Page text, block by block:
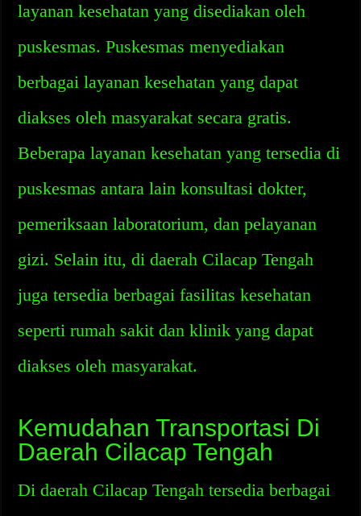
layanan kesehatan yang disediakan oleh
puskesmas. Puskesmas menyediakan
berbagai layanan kesehatan yang dapat
diakses oleh masyarakat secara gratis.
Beberapa layanan kesehatan yang tersedia di
puskesmas antara lain konsultasi dokter,
pemeriksaan laboratorium, dan pelayanan
gizi. Selain itu, di daerah Cilacap Tengah
juga tersedia berbagai fasilitas kesehatan
seperti rumah sakit dan klinik yang dapat
diakses oleh masyarakat.
Kemudahan Transportasi Di
Daerah Cilacap Tengah
Di daerah Cilacap Tengah tersedia berbagai